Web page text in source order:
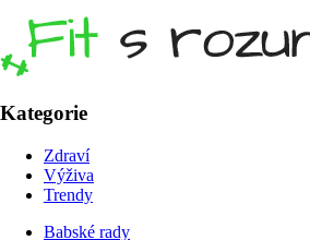
Kategorie
Zdraví
Výživa
Trendy
Babské rady